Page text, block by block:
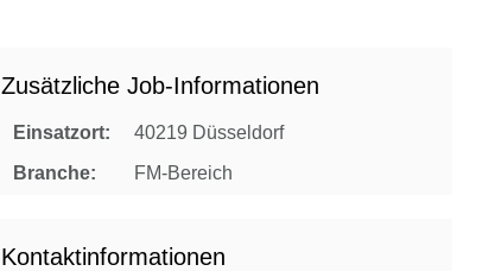
Zusätzliche Job-Informationen
Einsatzort:
40219 Düsseldorf
Branche:
FM-Bereich
Kontaktinformationen